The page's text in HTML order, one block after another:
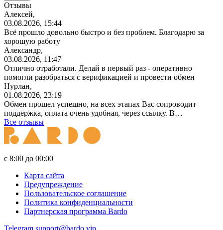
Отзывы
Алексей,
03.08.2026, 15:44
Всё прошло довольно быстро и без проблем. Благодарю за
хорошую работу
Александр,
03.08.2026, 11:47
Отлично отработали. Делай в первый раз - оперативно
помогли разобраться с верификацией и провести обмен
Нурлан,
01.08.2026, 23:19
Обмен прошел успешно, на всех этапах Вас сопроводит
поддержка, оплата очень удобная, через ссылку. В…
Все отзывы
с 8:00 до 00:00
Карта сайта
Предупреждение
Пользовательское соглашение
Политика конфиденциальности
Партнерская программа Bardo
Telegram support@bardo.vip